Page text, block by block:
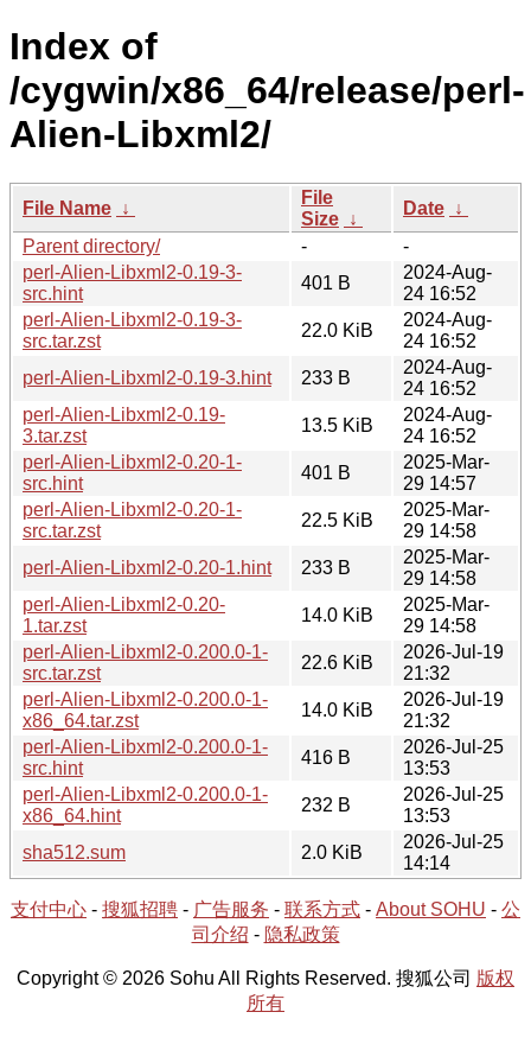
Index of
/cygwin/x86_64/release/perl-
Alien-Libxml2/
File Name ↓
File
Size ↓
Date ↓
Parent directory/
-
-
perl-Alien-Libxml2-0.19-3-
src.hint
401 B
2024-Aug-
24 16:52
perl-Alien-Libxml2-0.19-3-
src.tar.zst
22.0 KiB
2024-Aug-
24 16:52
perl-Alien-Libxml2-0.19-3.hint
233 B
2024-Aug-
24 16:52
perl-Alien-Libxml2-0.19-
3.tar.zst
13.5 KiB
2024-Aug-
24 16:52
perl-Alien-Libxml2-0.20-1-
src.hint
401 B
2025-Mar-
29 14:57
perl-Alien-Libxml2-0.20-1-
src.tar.zst
22.5 KiB
2025-Mar-
29 14:58
perl-Alien-Libxml2-0.20-1.hint
233 B
2025-Mar-
29 14:58
perl-Alien-Libxml2-0.20-
1.tar.zst
14.0 KiB
2025-Mar-
29 14:58
perl-Alien-Libxml2-0.200.0-1-
src.tar.zst
22.6 KiB
2026-Jul-19
21:32
perl-Alien-Libxml2-0.200.0-1-
x86_64.tar.zst
14.0 KiB
2026-Jul-19
21:32
perl-Alien-Libxml2-0.200.0-1-
src.hint
416 B
2026-Jul-25
13:53
perl-Alien-Libxml2-0.200.0-1-
x86_64.hint
232 B
2026-Jul-25
13:53
sha512.sum
2.0 KiB
2026-Jul-25
14:14
支付中心 - 搜狐招聘 - 广告服务 - 联系方式 - About SOHU - 公
司介绍 - 隐私政策
Copyright © 2026 Sohu All Rights Reserved. 搜狐公司 版权
所有